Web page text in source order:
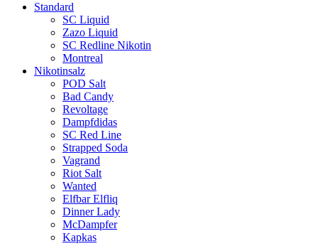
Standard
SC Liquid
Zazo Liquid
SC Redline Nikotin
Montreal
Nikotinsalz
POD Salt
Bad Candy
Revoltage
Dampfdidas
SC Red Line
Strapped Soda
Vagrand
Riot Salt
Wanted
Elfbar Elfliq
Dinner Lady
McDampfer
Kapkas